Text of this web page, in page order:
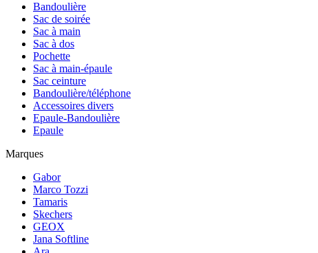
Bandoulière
Sac de soirée
Sac à main
Sac à dos
Pochette
Sac à main-épaule
Sac ceinture
Bandoulière/téléphone
Accessoires divers
Epaule-Bandoulière
Epaule
Marques
Gabor
Marco Tozzi
Tamaris
Skechers
GEOX
Jana Softline